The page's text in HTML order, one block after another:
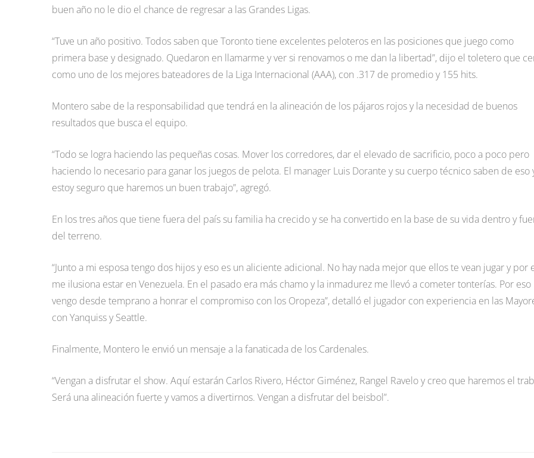
buen año no le dio el chance de regresar a las Grandes Ligas.
“Tuve un año positivo. Todos saben que Toronto tiene excelentes peloteros en las posiciones que juego como
primera base y designado. Quedaron en llamarme y ver si renovamos o me dan la libertad”, dijo el toletero que
como uno de los mejores bateadores de la Liga Internacional (AAA), con .317 de promedio y 155 hits.
Montero sabe de la responsabilidad que tendrá en la alineación de los pájaros rojos y la necesidad de buenos
resultados que busca el equipo.
“Todo se logra haciendo las pequeñas cosas. Mover los corredores, dar el elevado de sacrificio, poco a poco pero
haciendo lo necesario para ganar los juegos de pelota. El manager Luis Dorante y su cuerpo técnico saben de eso
estoy seguro que haremos un buen trabajo”, agregó.
En los tres años que tiene fuera del país su familia ha crecido y se ha convertido en la base de su vida dentro y
del terreno.
“Junto a mi esposa tengo dos hijos y eso es un aliciente adicional. No hay nada mejor que ellos te vean jugar y por
me ilusiona estar en Venezuela. En el pasado era más chamo y la inmadurez me llevó a cometer tonterías. Por eso
vengo desde temprano a honrar el compromiso con los Oropeza”, detalló el jugador con experiencia en las
con Yanquiss y Seattle.
Finalmente, Montero le envió un mensaje a la fanaticada de los Cardenales.
“Vengan a disfrutar el show. Aquí estarán Carlos Rivero, Héctor Giménez, Rangel Ravelo y creo que haremos el
Será una alineación fuerte y vamos a divertirnos. Vengan a disfrutar del beisbol”.